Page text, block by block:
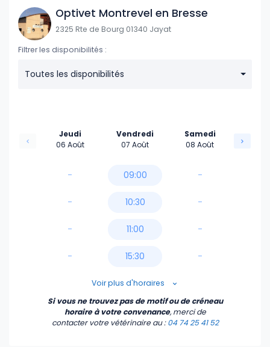
Optivet Montrevel en Bresse
2325 Rte de Bourg 01340 Jayat
Filtrer les disponibilités :
Toutes les disponibilités
Jeudi
06 Août
-
-
-
-
Vendredi
07 Août
09:00
10:30
11:00
15:30
16:00
16:30
Samedi
08 Août
-
-
-
-
Voir plus d'horaires
Si vous ne trouvez pas de motif ou de créneau
horaire à votre convenance, merci de
contacter votre vétérinaire au :04 74 25 41 52